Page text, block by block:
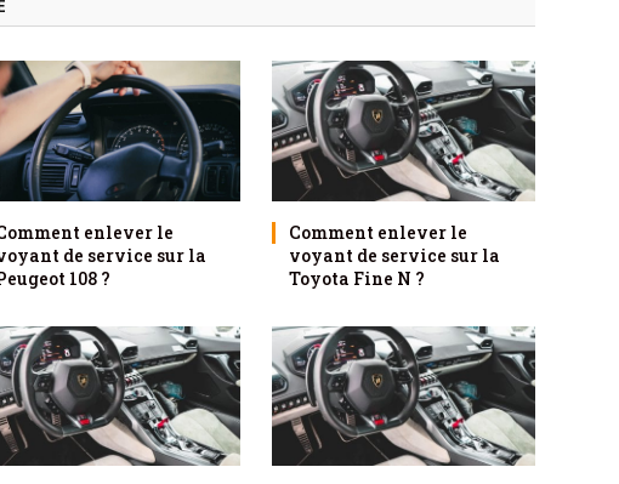
enlever le
de service sur la
108 ?
Comment enlever le
voyant de service sur la
Toyota Fine N ?